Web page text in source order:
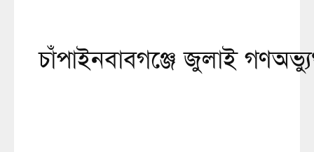
চাঁপাইনবাবগঞ্জে জুলাই